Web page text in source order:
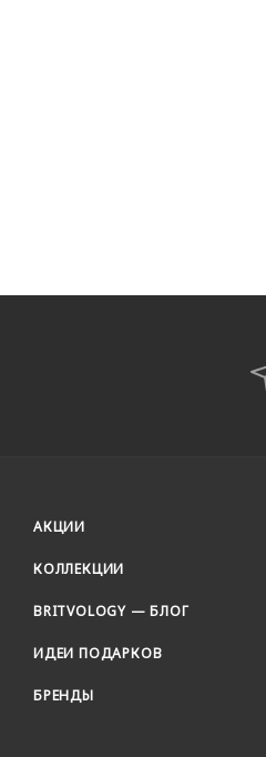
АКЦИИ
КОЛЛЕКЦИИ
BRITVOLOGY — БЛОГ
ИДЕИ ПОДАРКОВ
БРЕНДЫ